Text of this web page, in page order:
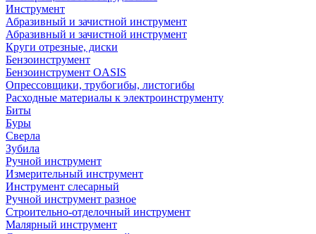
Инструмент
Абразивный и зачистной инструмент
Абразивный и зачистной инструмент
Круги отрезные, диски
Бензоинструмент
Бензоинструмент OASIS
Опрессовщики, трубогибы, листогибы
Расходные материалы к электроинструменту
Биты
Буры
Сверла
Зубила
Ручной инструмент
Измерительный инструмент
Инструмент слесарный
Ручной инструмент разное
Строительно-отделочный инструмент
Малярный инструмент